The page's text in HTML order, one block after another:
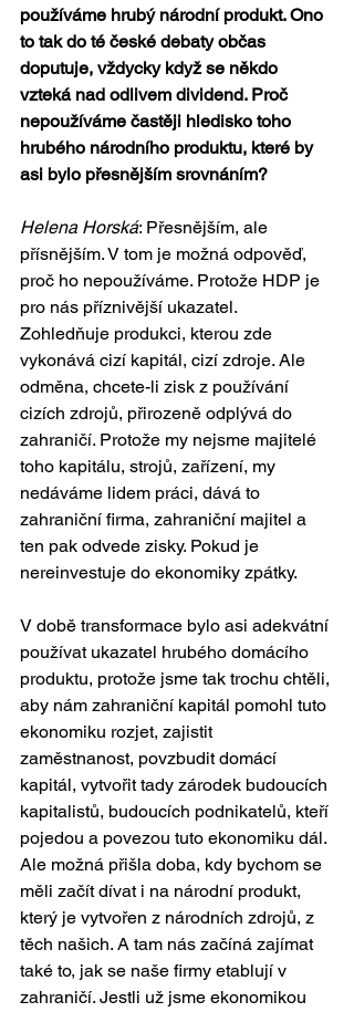
používáme hrubý národní produkt. Ono
to tak do té české debaty občas
doputuje, vždycky když se někdo
vzteká nad odlivem dividend. Proč
nepoužíváme častěji hledisko toho
hrubého národního produktu, které by
asi bylo přesnějším srovnáním?
Helena Horská: Přesnějším, ale
přísnějším. V tom je možná odpověď,
proč ho nepoužíváme. Protože HDP je
pro nás příznivější ukazatel.
Zohledňuje produkci, kterou zde
vykonává cizí kapitál, cizí zdroje. Ale
odměna, chcete-li zisk z používání
cizích zdrojů, přirozeně odplývá do
zahraničí. Protože my nejsme majitelé
toho kapitálu, strojů, zařízení, my
nedáváme lidem práci, dává to
zahraniční firma, zahraniční majitel a
ten pak odvede zisky. Pokud je
nereinvestuje do ekonomiky zpátky.
V době transformace bylo asi adekvátní
používat ukazatel hrubého domácího
produktu, protože jsme tak trochu chtěli,
aby nám zahraniční kapitál pomohl tuto
ekonomiku rozjet, zajistit
zaměstnanost, povzbudit domácí
kapitál, vytvořit tady zárodek budoucích
kapitalistů, budoucích podnikatelů, kteří
pojedou a povezou tuto ekonomiku dál.
Ale možná přišla doba, kdy bychom se
měli začít dívat i na národní produkt,
který je vytvořen z národních zdrojů, z
těch našich. A tam nás začíná zajímat
také to, jak se naše firmy etablují v
zahraničí. Jestli už jsme ekonomikou